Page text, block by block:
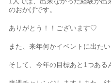
のおかげです。
ありがとう！！ございます♡
また、来年何かイベントに出た
そして、今年の目標あと1つある